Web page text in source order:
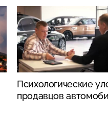
Психологические
продавцов